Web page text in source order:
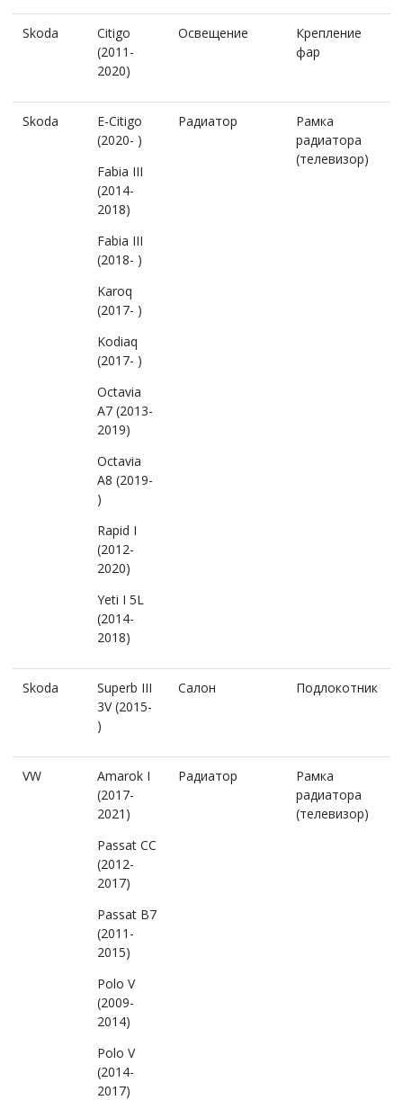
Skoda
Citigo
(2011-
2020)
Освещение
Крепление
фар
Skoda
E-Citigo
(2020- )
Fabia III
(2014-
2018)
Fabia III
(2018- )
Karoq
(2017- )
Kodiaq
(2017- )
Octavia
A7 (2013-
2019)
Octavia
A8 (2019-
)
Rapid I
(2012-
2020)
Yeti I 5L
(2014-
2018)
Радиатор
Рамка
радиатора
(телевизор)
Skoda
Superb III
3V (2015-
)
Салон Подлокотник
VW
Amarok I
(2017-
2021)
Passat CC
(2012-
2017)
Passat B7
(2011-
2015)
Polo V
(2009-
2014)
Polo V
(2014-
2017)
Радиатор
Рамка
радиатора
(телевизор)